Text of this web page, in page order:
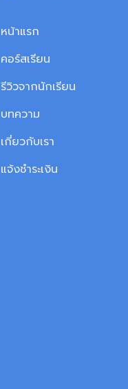
หน้าแรก
คอร์สเรียน
รีวิวจากนักเรียน
บทความ
เกี่ยวกับเรา
แจ้งชำระเงิน